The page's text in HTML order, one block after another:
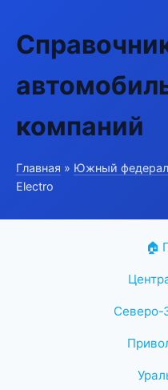
компаний
Главная » Южный
Electro
🏠